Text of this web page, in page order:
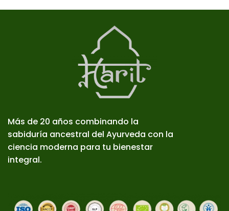
Más de 20 años combinando la
sabiduría ancestral del Ayurveda con la
ciencia moderna para tu bienestar
integral.